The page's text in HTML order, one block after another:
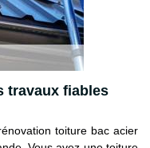
travaux fiables
toiture bac acier